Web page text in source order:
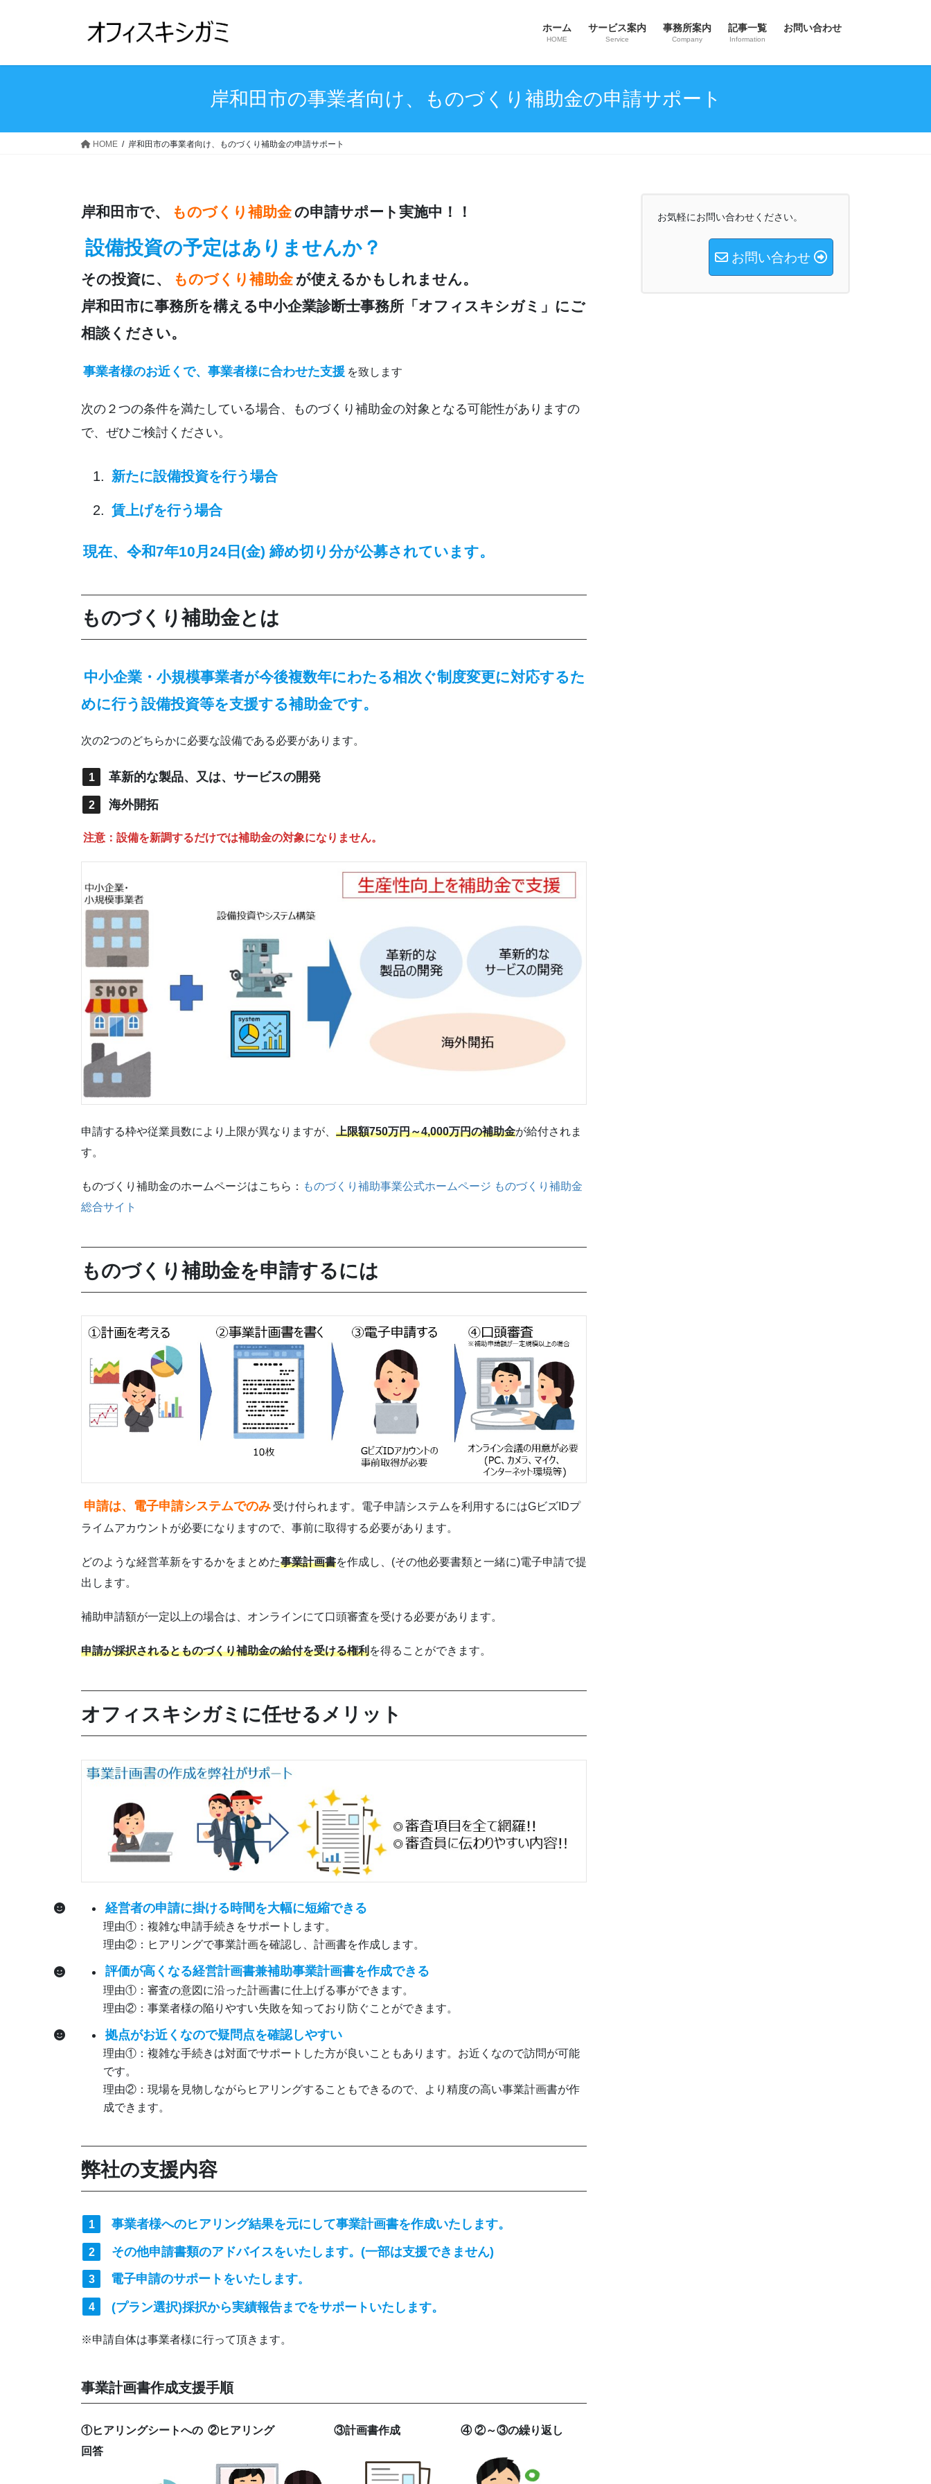
ホーム
HOME
サービス案内
Service
事務所案内
Company
記事一覧
Information
お問い合わせ
岸和田市の事業者向け、ものづくり補助金の申請サポート
HOME 岸和田市の事業者向け、ものづくり補助金の申請サポート
岸和田市で、 ものづくり補助金の申請サポート実施中！！
設備投資の予定はありませんか？
その投資に、 ものづくり補助金 が使えるかもしれません。
岸和田市に事務所を構える中小企業診断士事務所「オフィスキシガミ」にご
相談ください。
事業者様のお近くで、事業者様に合わせた支援 を致します
次の ２つの条件を満たしている場合、ものづくり補助金の対象となる可能性がありますの
で、ぜひご検討ください。
新たに設備投資を行う場合
賃上げを行う場合
現在、令和7年10月24日(金) 締め切り分が公募されています。
ものづくり補助金とは
中小企業・小規模事業者が今後複数年にわたる相次ぐ制度変更に対応するた
めに行う設備投資等を支援する補助金です。
次の2つのどちらかに必要な設備である必要があります。
革新的な製品、又は、サービスの開発
海外開拓
注意：設備を新調するだけでは補助金の対象になりません。
申請する枠や従業員数により上限が異なりますが、 上限額750万円～4,000万円の補助金が給付されま
す。
ものづくり補助金のホームページはこちら： ものづくり補助事業公式ホームページ ものづくり補助金
総合サイト
ものづくり補助金を申請するには
申請は、電子申請システムでのみ 受け付られます。電子申請システムを利用するにはGビズIDプ
ライムアカウントが必要になりますので、事前に取得する必要があります。
どのような経営革新をするかをまとめた事業計画書を作成し、(その他必要書類と一緒に)電子申請で提
出します。
補助申請額が一定以上の場合は、オンラインにて口頭審査を受ける必要があります。
申請が採択されるとものづくり補助金の給付を受ける権利を得ることができます。
オフィスキシガミに任せるメリット
経営者の申請に掛ける時間を大幅に短縮できる
理由①：複雑な申請手続きをサポートします。
理由②：ヒアリングで事業計画を確認し、計画書を作成します。
評価が高くなる経営計画書兼補助事業計画書を作成できる
理由①：審査の意図に沿った計画書に仕上げる事ができます。
理由②：事業者様の陥りやすい失敗を知っており防ぐことができます。
拠点がお近くなので疑問点を確認しやすい
理由①：複雑な手続きは対面でサポートした方が良いこともあります。お近くなので訪問が可能
です。
理由②：現場を見物しながらヒアリングすることもできるので、より精度の高い事業計画書が作
成できます。
弊社の支援内容
事業者様へのヒアリング結果を元にして事業計画書を作成いたします。
その他申請書類のアドバイスをいたします。(一部は支援できません)
電子申請のサポートをいたします。
(プラン選択)採択から実績報告までをサポートいたします。
※申請自体は事業者様に行って頂きます。
事業計画書作成支援手順
①ヒアリングシートへの
回答
②ヒアリング ③計画書作成 ④ ②～③の繰り返し
お気軽にお問い合わせください。
お問い合わせ